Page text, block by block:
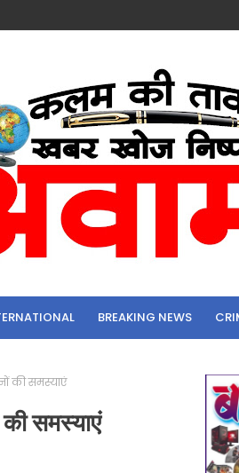
BREAKING NEWS
की समस्याएं
समस्याएं